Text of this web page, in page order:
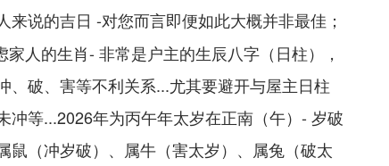
来说的吉日 -对您而言即便如此大概并非最佳；
人的生肖- 非常是户主的生辰八字（日柱），
、破、害等不利关系...尤其要避开与屋主日柱
等...2026年为丙午年太岁在正南（午）- 岁破
鼠（冲岁破）、属牛（害太岁）、属兔（破太